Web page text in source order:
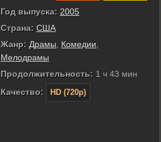
Год выпуска: 2005
Страна: США
Жанр: Драмы Комедии
Мелодрамы
Продолжительность: 1 ч 43 мин
Качество:
HD (720p)